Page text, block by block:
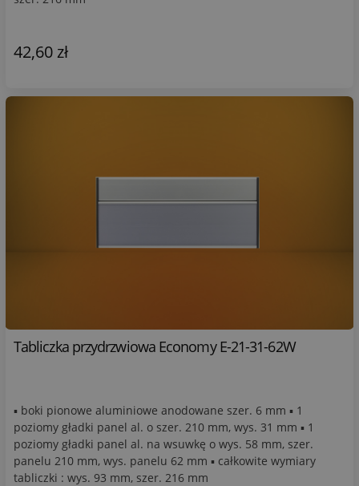
42,60 zł
Tabliczka przydrzwiowa Economy E-21-31-62W
▪ boki pionowe aluminiowe anodowane szer. 6 mm ▪ 1
poziomy gładki panel al. o szer. 210 mm, wys. 31 mm ▪ 1
poziomy gładki panel al. na wsuwkę o wys. 58 mm, szer.
panelu 210 mm, wys. panelu 62 mm ▪ całkowite wymiary
tabliczki : wys. 93 mm, szer. 216 mm